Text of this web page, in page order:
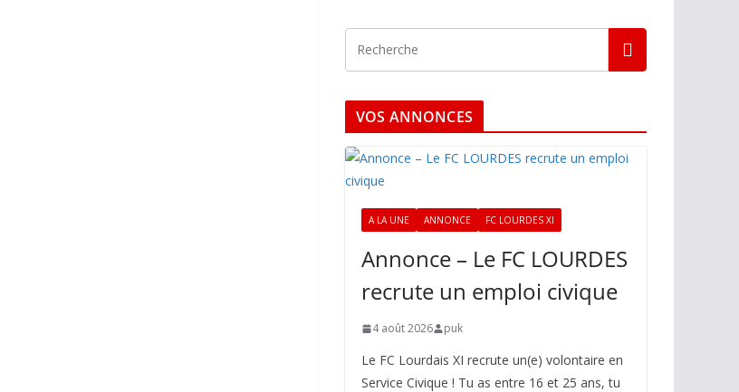
VOS ANNONCES
A LA UNE ANNONCE FC LOURDES XI
Annonce – Le FC LOURDES
recrute un emploi civique
4 août 2026 puk
Le FC Lourdais XI recrute un(e) volontaire en
Service Civique ! Tu as entre 16 et 25 ans, tu